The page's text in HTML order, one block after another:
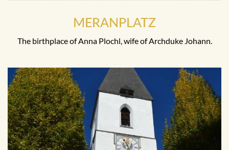
MERANPLATZ
The birthplace of Anna Plochl, wife of Archduke Johann.